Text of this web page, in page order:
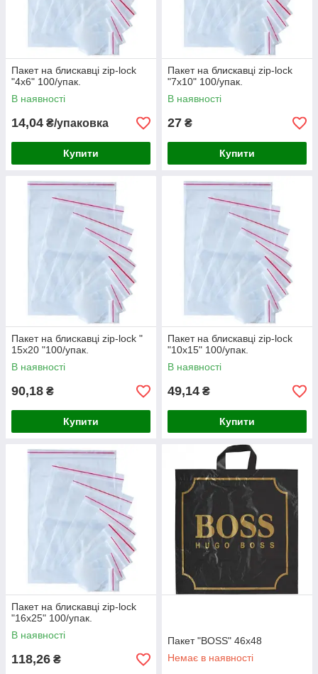
Пакет на блискавці zip-lock
"4х6" 100/упак.
В наявності
14,04 ₴/упаковка
Купити
Пакет на блискавці zip-lock
"7х10" 100/упак.
В наявності
27 ₴
Купити
Пакет на блискавці zip-lock "
15х20 "100/упак.
В наявності
90,18 ₴
Купити
Пакет на блискавці zip-lock
"10х15" 100/упак.
В наявності
49,14 ₴
Купити
Пакет на блискавці zip-lock
"16х25" 100/упак.
В наявності
118,26 ₴
Пакет "BOSS" 46х48
Немає в наявності